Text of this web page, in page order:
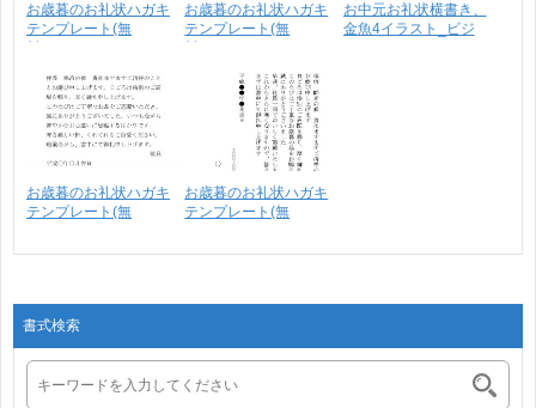
お歳暮のお礼状ハガキ
テンプレート(無
お歳暮のお礼状ハガキ
テンプレート(無
お中元お礼状横書き、
金魚4イラスト_ビジ
お歳暮のお礼状ハガキ
テンプレート(無
お歳暮のお礼状ハガキ
テンプレート(無
書式検索